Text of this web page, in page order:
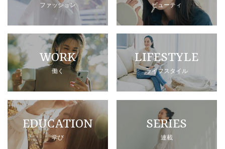
ファッション ビューティ
WORK
働く
LIFESTYLE
ライフスタイル
EDUCATION
学び
SERIES
連載